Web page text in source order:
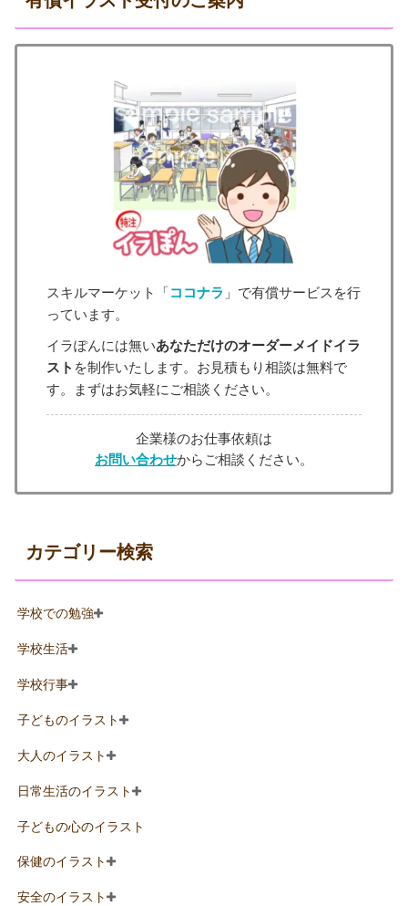
スキルマーケット「 ココナラ 」で有償サービスを行
っています。
イラぽんには無いあなただけのオーダーメイドイラ
スト を制作いたします。お見積もり相談は無料で
す。まずはお気軽にご相談ください。
企業様のお仕事依頼は
お問い合わせからご相談ください。
カテゴリー検索
学校での勉強
学校生活
学校行事
子どものイラスト
大人のイラスト
日常生活のイラスト
子どもの心のイラスト
保健のイラスト
安全のイラスト